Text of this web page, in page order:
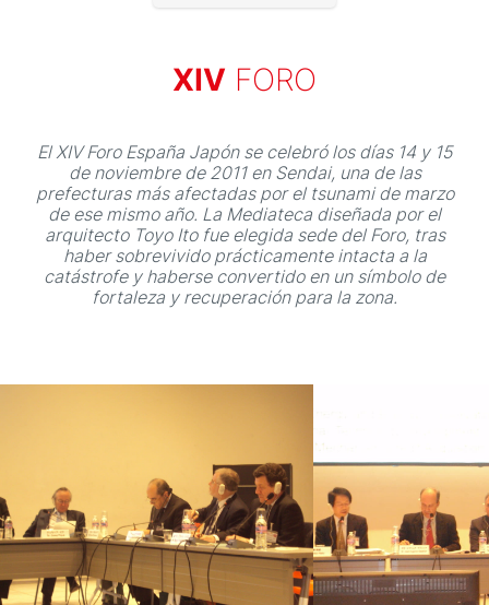
Contacta
XIV FORO
El XIV Foro España Japón se celebró los días 14 y 15
de noviembre de 2011 en Sendai, una de las
prefecturas más afectadas por el tsunami de marzo
de ese mismo año. La Mediateca diseñada por el
arquitecto Toyo Ito fue elegida sede del Foro, tras
haber sobrevivido prácticamente intacta a la
catástrofe y haberse convertido en un símbolo de
fortaleza y recuperación para la zona.